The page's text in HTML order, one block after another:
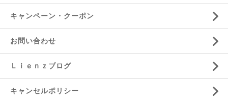
キャンペーン・クーポン
お問い合わせ
Ｌｉｅｎｚブログ
キャンセルポリシー